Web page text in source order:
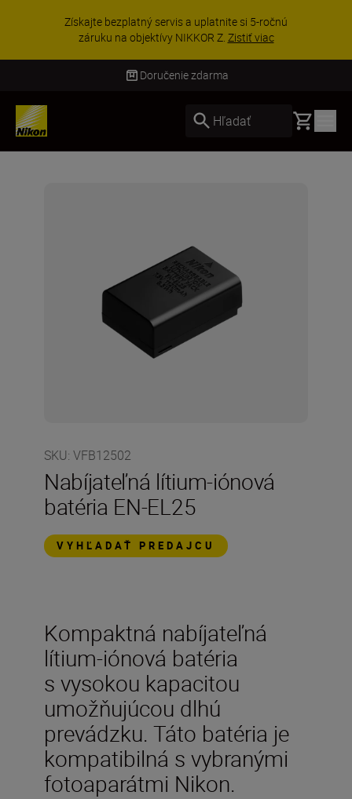
Získajte bezplatný servis a uplatnite si 5-ročnú
záruku na objektívy NIKKOR Z. Zistiť viac
Doručenie zdarma
Hľadať Basket
SKU: VFB12502
Nabíjateľná lítium-iónová
batéria EN-EL25
VYHĽADAŤ PREDAJCU
Kompaktná nabíjateľná
lítium-iónová batéria
s vysokou kapacitou
umožňujúcou dlhú
prevádzku. Táto batéria je
kompatibilná s vybranými
fotoaparátmi Nikon.